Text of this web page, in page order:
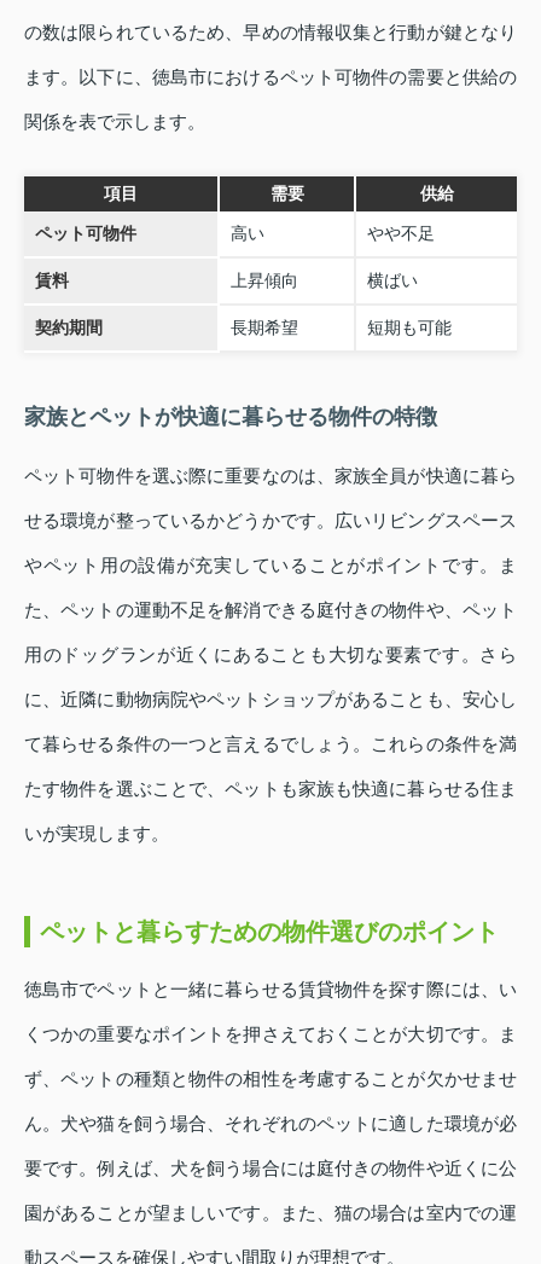
の数は限られているため、早めの情報収集と行動が鍵となり
ます。以下に、徳島市におけるペット可物件の需要と供給の
関係を表で示します。
項目 需要 供給
ペット可物件 高い やや不足
賃料 上昇傾向 横ばい
契約期間 長期希望 短期も可能
家族とペットが快適に暮らせる物件の特徴
ペット可物件を選ぶ際に重要なのは、家族全員が快適に暮ら
せる環境が整っているかどうかです。広いリビングスペース
やペット用の設備が充実していることがポイントです。ま
た、ペットの運動不足を解消できる庭付きの物件や、ペット
用のドッグランが近くにあることも大切な要素です。さら
に、近隣に動物病院やペットショップがあることも、安心し
て暮らせる条件の一つと言えるでしょう。これらの条件を満
たす物件を選ぶことで、ペットも家族も快適に暮らせる住ま
いが実現します。
ペットと暮らすための物件選びのポイント
徳島市でペットと一緒に暮らせる賃貸物件を探す際には、い
くつかの重要なポイントを押さえておくことが大切です。ま
ず、ペットの種類と物件の相性を考慮することが欠かせませ
ん。犬や猫を飼う場合、それぞれのペットに適した環境が必
要です。例えば、犬を飼う場合には庭付きの物件や近くに公
園があることが望ましいです。また、猫の場合は室内での運
動スペースを確保しやすい間取りが理想です。